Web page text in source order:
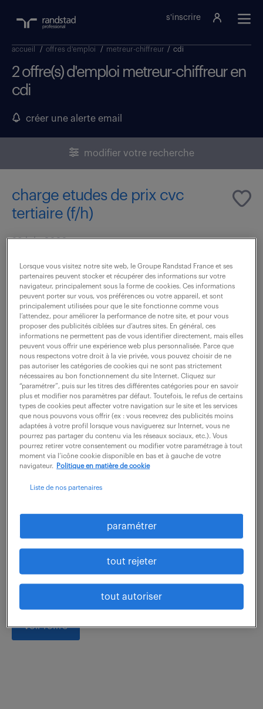
s'inscrire
accueil / offres d'emploi / metreur-chiffreur / cdi
2 offre(s) d'emploi metreur-chiffreur en
cdi
créer une alerte email
modifier votre recherche
charge etudes de prix cvc
tertiaire (f/h)
29 juin 2026
Bordeaux (33)
CDI
30 000 - 39 000 € / an
Rattaché au Bureau d'Études, vous prenez en charge
le chiffrage de projets d'envergure en CVC et
Plomberie pour le secteur tertiaire. Vos missions : -
analyser rigoureusement les dossiers d'appel...
voir l'offre
chiffreur cvc (f/h)
23 février 2026
Véritable pilier de la stratégie commerciale, vous
intervenez en amont des projets pour transformer
des besoins techniques en solutions chiffrées
précises et compétitives. Votre mission consiste...
voir l'offre
Lorsque vous visitez notre site web, le Groupe Randstad France et ses
partenaires peuvent stocker et récupérer des informations sur votre
navigateur, principalement sous la forme de cookies. Ces informations
peuvent porter sur vous, vos préférences ou votre appareil, et sont
principalement utilisées pour que le site fonctionne comme vous
l’attendez, pour améliorer la performance de notre site, et pour vous
proposer des publicités ciblées sur d’autres sites. En général, ces
informations ne permettent pas de vous identifier directement, mais elles
peuvent vous offrir une expérience web plus personnalisée. Parce que
nous respectons votre droit à la vie privée, vous pouvez choisir de ne
pas autoriser les catégories de cookies qui ne sont pas strictement
nécessaires au bon fonctionnement du site Internet. Cliquez sur
“paramétrer”, puis sur les titres des différentes catégories pour en savoir
plus et modifier nos paramètres par défaut. Toutefois, le refus de certains
types de cookies peut affecter votre navigation sur le site et les services
que nous pouvons vous offrir (ex : vous recevrez des publicités moins
adaptées à votre profil lorsque vous naviguerez sur Internet, vous ne
pourrez pas partager du contenu via les réseaux sociaux, etc.). Vous
pourrez retirer votre consentement ou modifier votre paramétrage à tout
moment via l’icône cookie disponible en bas et à gauche de votre
navigateur.
Politique en matière de cookie
Liste de nos partenaires
paramétrer
tout rejeter
tout autoriser